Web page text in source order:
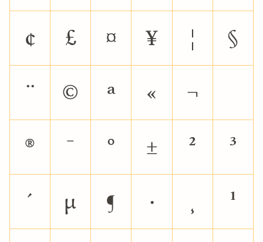
¢ £ ¤ ¥ ¦ §
¨ © ª « ¬
® ¯ ° ± ² ³
´ µ ¶ · ¸ ¹